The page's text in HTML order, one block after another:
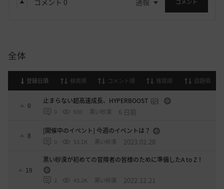
コメント 0 通報 コメント
全体
登録日順 検索順 コメント順 推奨順 話題順
0
止まらない超高速成長、HYPERBOOST
0 930 黒い砂漠 6 日前
8
[開催中のイベント] 今週のイベントは？
0 53.1K 黒い砂漠 2023.02.28
19
黒い砂漠が初めての冒険者の皆様のために準備したA to Z！
2 43.2K 黒い砂漠 2022.12.21